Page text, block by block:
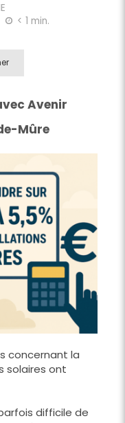
< 1 min.
Avenir
Mûre
concernant la
solaires ont
difficile de